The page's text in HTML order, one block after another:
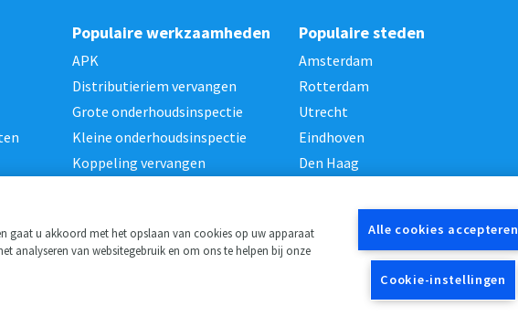
Populaire werkzaamheden
APK
Distributieriem vervangen
Grote onderhoudsinspectie
Kleine onderhoudsinspectie
Koppeling vervangen
Populaire steden
Amsterdam
Rotterdam
Utrecht
Eindhoven
Den Haag
gaat u akkoord met het opslaan van cookies op uw apparaat
analyseren van websitegebruik en om ons te helpen bij onze
Alle cookies accepteren
Cookie-instellingen